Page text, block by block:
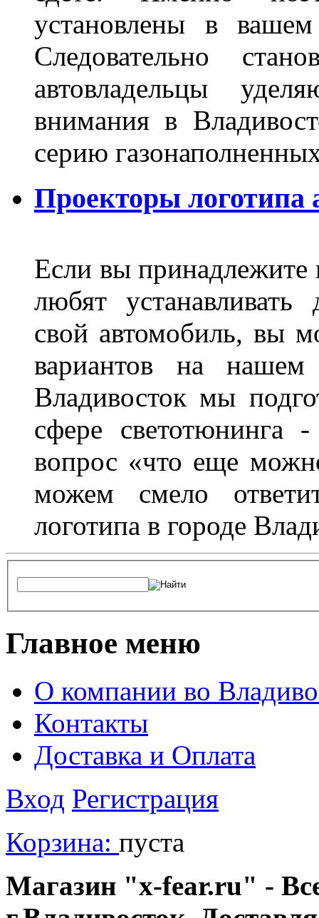
установлены в
Следовательно
автовладельцы
внимания в
серию
Проекторы логотипа
Если вы принадлежите
любят устанавливать
свой автомобиль, вы
вариантов на
Владивосток мы
сфере светотюнинга
вопрос «что еще
можем смело
логотипа в городе
Главное меню
О компании во
Контакты
Доставка и Оплата
Вход Регистрация
Корзина: пуста
Магазин "x-fear.ru" -